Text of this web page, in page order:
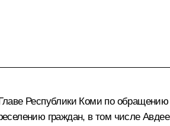
Республики Коми по
граждан, в том числе